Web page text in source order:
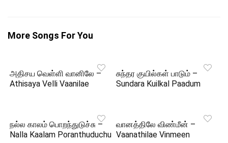
More Songs For You
அதிசய வெள்ளி வானிலே –
Athisaya Velli Vaanilae
சுந்தர குயில்கள் பாடும் –
Sundara Kuilkal Paadum
நல்ல காலம் பொறந்துடுச்சு –
Nalla Kaalam Poranthuduchu
வானத்திலே விண்மீன் –
Vaanathilae Vinmeen